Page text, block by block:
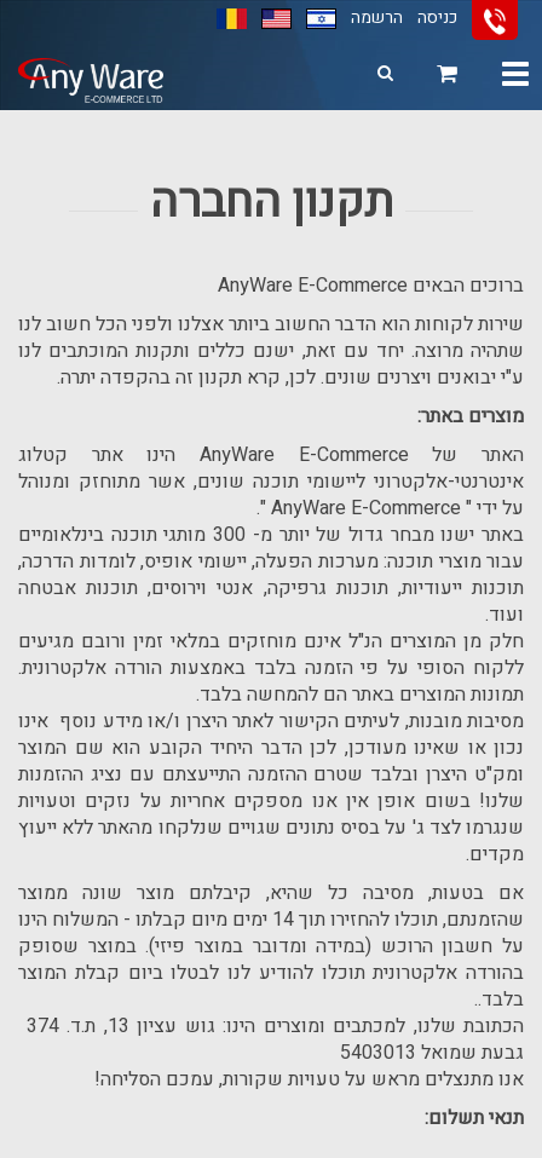
11
12
13
כניסה הרשמה
Toggle
תקנון החברה
ברוכים הבאים AnyWare E-Commerce
שירות לקוחות הוא הדבר החשוב ביותר אצלנו ולפני הכל חשוב לנו
שתהיה מרוצה. יחד עם זאת, ישנם כללים ותקנות המוכתבים לנו
ע"י יבואנים ויצרנים שונים. לכן, קרא תקנון זה בהקפדה יתרה.
מוצרים באתר:
האתר של AnyWare E-Commerce הינו אתר קטלוג
אינטרנטי-אלקטרוני ליישומי תוכנה שונים, אשר מתוחזק ומנוהל
על ידי " AnyWare E-Commerce ".
באתר ישנו מבחר גדול של יותר מ- 300 מותגי תוכנה בינלאומיים
עבור מוצרי תוכנה: מערכות הפעלה, יישומי אופיס, לומדות הדרכה,
תוכנות ייעודיות, תוכנות גרפיקה, אנטי וירוסים, תוכנות אבטחה
ועוד.
חלק מן המוצרים הנ"ל אינם מוחזקים במלאי זמין ורובם מגיעים
ללקוח הסופי על פי הזמנה בלבד באמצעות הורדה אלקטרונית.
תמונות המוצרים באתר הם להמחשה בלבד.
מסיבות מובנות, לעיתים הקישור לאתר היצרן ו/או מידע נוסף אינו
נכון או שאינו מעודכן, לכן הדבר היחיד הקובע הוא שם המוצר
ומק"ט היצרן ובלבד שטרם ההזמנה התייעצתם עם נציג ההזמנות
שלנו! בשום אופן אין אנו מספקים אחריות על נזקים וטעויות
שנגרמו לצד ג' על בסיס נתונים שגויים שנלקחו מהאתר ללא ייעוץ
מקדים.
אם בטעות, מסיבה כל שהיא, קיבלתם מוצר שונה ממוצר
שהזמנתם, תוכלו להחזירו תוך 14 ימים מיום קבלתו - המשלוח הינו
על חשבון הרוכש (במידה ומדובר במוצר פיזי). במוצר שסופק
בהורדה אלקטרונית תוכלו להודיע לנו לבטלו ביום קבלת המוצר
בלבד..
גבעת שמואל 5403013
אנו מתנצלים מראש על טעויות שקורות, עמכם הסליחה!
תנאי תשלום: